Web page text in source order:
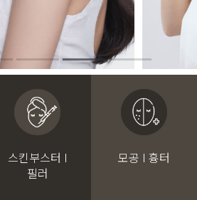
스킨부스터 I
필러
모공 I 흉터